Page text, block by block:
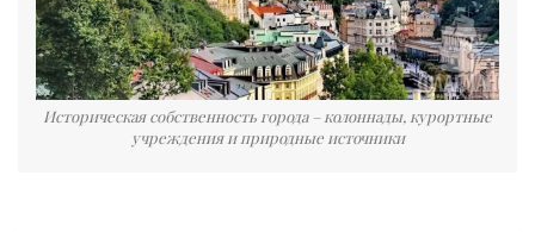
Историческая собственность города – колоннады, курортные
учреждения и природные источники